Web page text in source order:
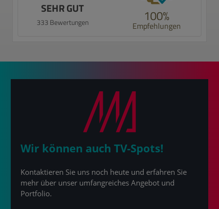
SEHR GUT
333 Bewertungen 100%
Empfehlungen
Wir können auch TV-Spots!
Kontaktieren Sie uns noch heute und erfahren Sie
mehr über unser umfangreiches Angebot und
Portfolio.